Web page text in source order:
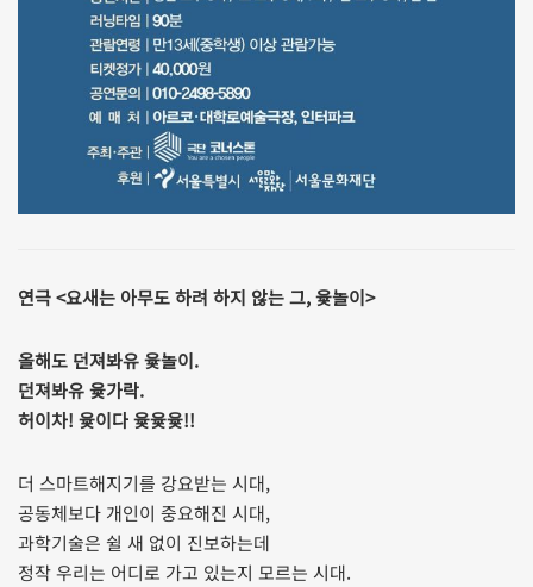
연극 <요새는 아무도 하려 하지 않는 그, 윷놀이>
올해도 던져봐유 윷놀이.
던져봐유 윷가락.
허이차! 윷이다 윷윷윷!!
더 스마트해지기를 강요받는 시대,
공동체보다 개인이 중요해진 시대,
과학기술은 쉴 새 없이 진보하는데
정작 우리는 어디로 가고 있는지 모르는 시대.